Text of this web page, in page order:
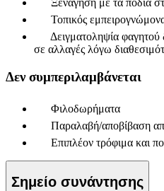
Ξενάγηση με τα πόδια
Τοπικός
Δειγματοληψία φαγητού
σε αλλαγές λόγω
Δεν συμπεριλαμβάνεται
Φιλοδωρήματα
Παραλαβή/αποβίβαση
Επιπλέον τρόφιμα και
Σημείο συνάντησης